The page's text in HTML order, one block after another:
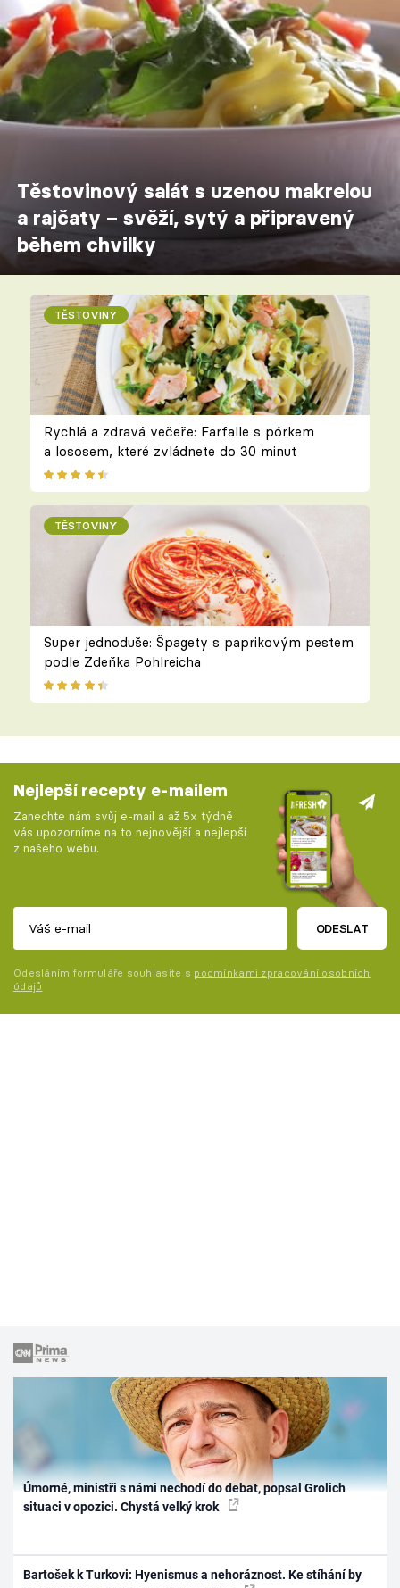
Těstovinový salát s uzenou makrelou
a rajčaty – svěží, sytý a připravený
během chvilky
TĚSTOVINY
Rychlá a zdravá večeře: Farfalle s pórkem
a lososem, které zvládnete do 30 minut
TĚSTOVINY
Super jednoduše: Špagety s paprikovým pestem
podle Zdeňka Pohlreicha
Nejlepší recepty e-mailem
Zanechte nám svůj e-mail a až 5x týdně
vás upozorníme na to nejnovější a nejlepší
z našeho webu.
ODESLAT
Odesláním formuláře souhlasíte s podmínkami zpracování osobních
údajů
Úmorné, ministři s námi nechodí do debat, popsal Grolich
situaci v opozici. Chystá velký krok
Bartošek k Turkovi: Hyenismus a nehoráznost. Ke stíhání by